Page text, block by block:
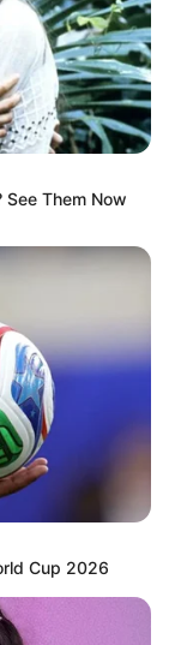
Them Now
Cup 2026